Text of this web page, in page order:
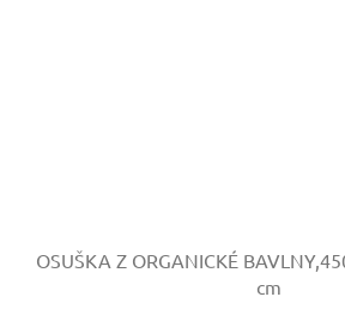
OSUŠKA Z ORGANICKÉ
cm